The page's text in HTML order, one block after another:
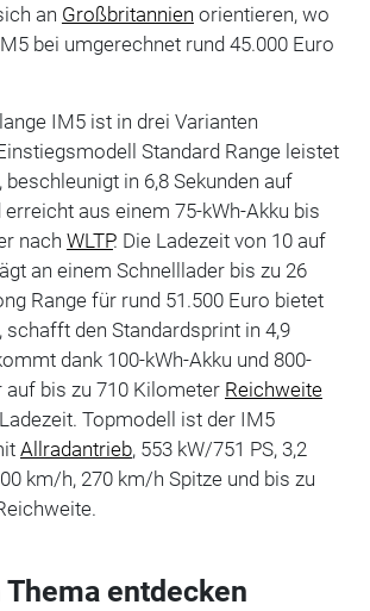
an Großbritannien orientieren, wo
bei umgerechnet rund 45.000 Euro
IM5 ist in drei Varianten
Standard Range leistet
beschleunigt in 6,8 Sekunden auf
aus einem 75-kWh-Akku bis
nach WLTP. Die Ladezeit von 10 auf
an einem Schnelllader bis zu 26
Range für rund 51.500 Euro bietet
schafft den Standardsprint in 4,9
dank 100-kWh-Akku und 800-
bis zu 710 Kilometer Reichweite
Topmodell ist der IM5
Allradantrieb, 553 kW/751 PS, 3,2
km/h, 270 km/h Spitze und bis zu
entdecken